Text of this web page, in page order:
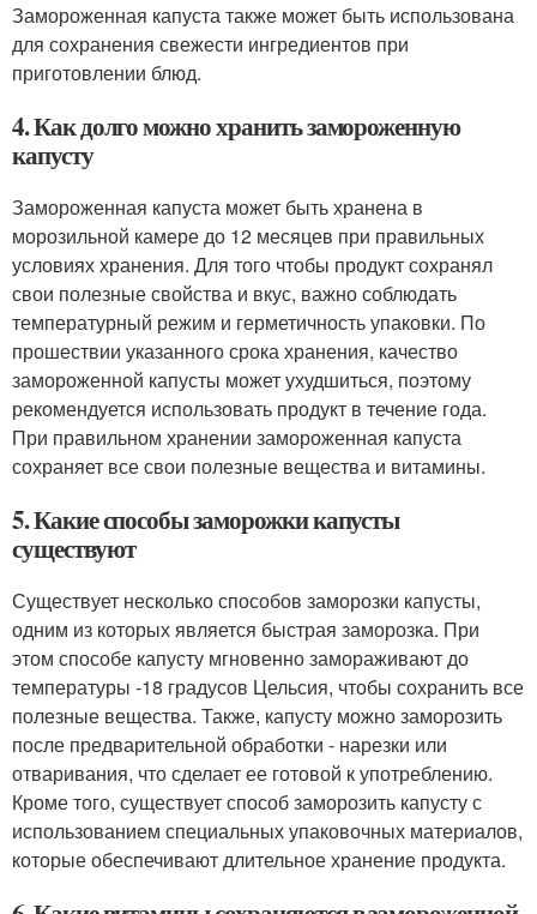
Замороженная капуста также может быть использована
для сохранения свежести ингредиентов при
приготовлении блюд.
4. Как долго можно хранить замороженную
капусту
Замороженная капуста может быть хранена в
морозильной камере до 12 месяцев при правильных
условиях хранения. Для того чтобы продукт сохранял
свои полезные свойства и вкус, важно соблюдать
температурный режим и герметичность упаковки. По
прошествии указанного срока хранения, качество
замороженной капусты может ухудшиться, поэтому
рекомендуется использовать продукт в течение года.
При правильном хранении замороженная капуста
сохраняет все свои полезные вещества и витамины.
5. Какие способы заморожки капусты
существуют
Существует несколько способов заморозки капусты,
одним из которых является быстрая заморозка. При
этом способе капусту мгновенно замораживают до
температуры -18 градусов Цельсия, чтобы сохранить все
полезные вещества. Также, капусту можно заморозить
после предварительной обработки - нарезки или
отваривания, что сделает ее готовой к употреблению.
Кроме того, существует способ заморозить капусту с
использованием специальных упаковочных материалов,
которые обеспечивают длительное хранение продукта.